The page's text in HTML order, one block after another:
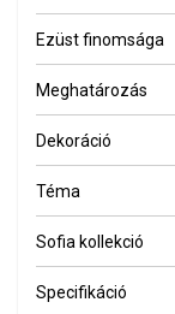
Ezüst finomsága
Meghatározás
Dekoráció
Téma
Sofia kollekció
Specifikáció